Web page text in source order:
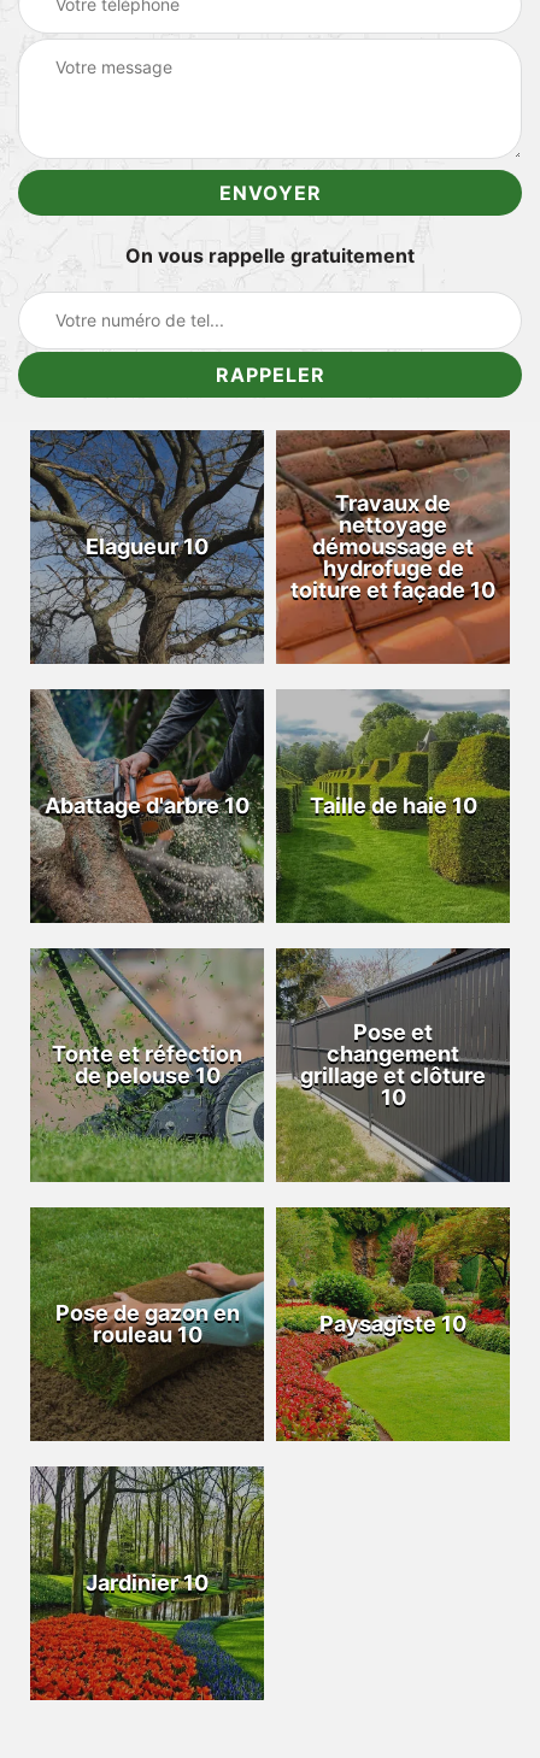
On vous rappelle gratuitement
Elagueur 10
Travaux de
nettoyage
démoussage et
hydrofuge de
toiture et façade 10
Abattage d'arbre 10 Taille de haie 10
Tonte et réfection
de pelouse 10
Pose et
changement
grillage et clôture
10
Pose de gazon en
rouleau 10
Paysagiste 10
Jardinier 10